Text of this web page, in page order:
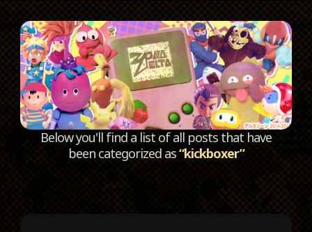
Below you'll find a list of all posts that have
been categorized as“kickboxer”